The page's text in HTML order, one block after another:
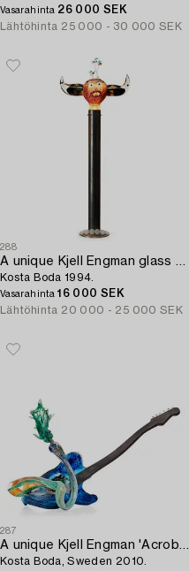
Vasarahinta 26 000 SEK
Lähtöhinta 25 000 - 30 000 SEK
288
A unique Kjell Engman glass sculpture,
Kosta Boda 1994.
Vasarahinta16 000 SEK
Lähtöhinta 20 000 - 25 000 SEK
287
A unique Kjell Engman 'Acrobatic Music' glass sculpture,
Kosta Boda, Sweden 2010.